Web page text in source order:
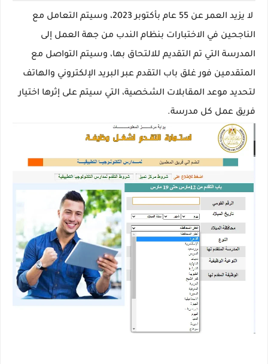
لا يزيد العمر عن 55 عام بأكتوبر 2023، وسيتم التعامل مع
الناجحين في الاختبارات بنظام الندب من جهة العمل إلى
المدرسة التي تم التقديم للالتحاق بها، وسيتم التواصل مع
المتقدمين فور غلق باب التقدم عبر البريد الإلكتروني والهاتف
لتحديد موعد المقابلات الشخصية، التي سيتم على إثرها اختيار
فريق عمل كل مدرسة.